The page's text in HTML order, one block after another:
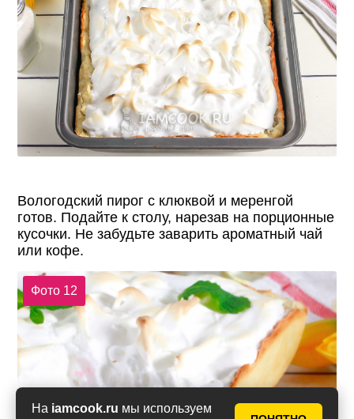
На iamcook.ru мы используем
Вологодский пирог с клюквой и меренгой
готов. Подайте к столу, нарезав на порционные
кусочки. Не забудьте заварить ароматный чай
или кофе.
Фото 12